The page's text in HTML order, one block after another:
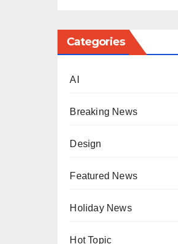
Categories
AI
Breaking News
Design
Featured News
Holiday News
Hot Topic